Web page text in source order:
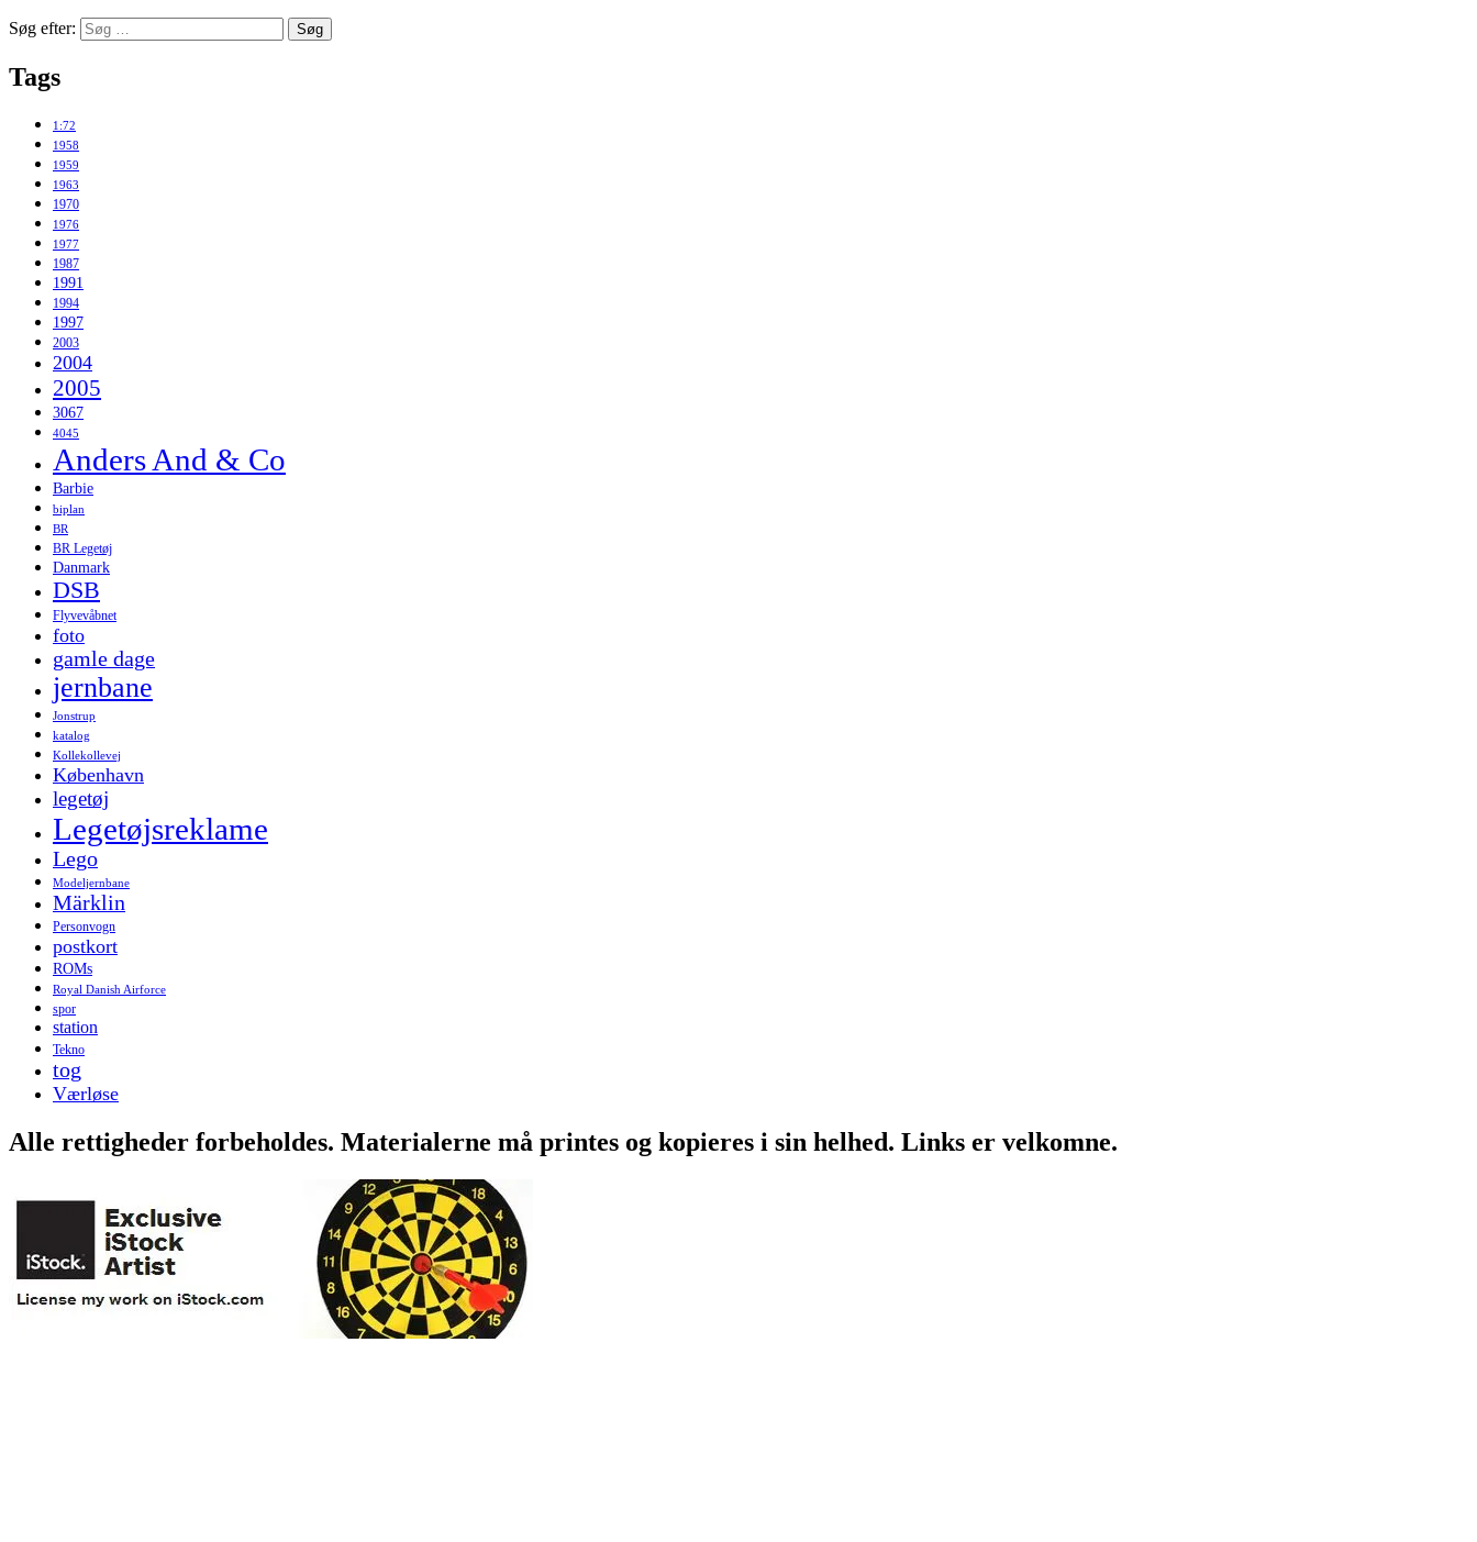
Søg efter:
Tags
1:72
1958
1959
1963
1970
1976
1977
1987
1991
1994
1997
2003
2004
2005
3067
4045
Anders And & Co
Barbie
biplan
BR
BR Legetøj
Danmark
DSB
Flyvevåbnet
foto
gamle dage
jernbane
Jonstrup
katalog
Kollekollevej
København
legetøj
Legetøjsreklame
Lego
Modeljernbane
Märklin
Personvogn
postkort
ROMs
Royal Danish Airforce
spor
station
Tekno
tog
Værløse
Alle rettigheder forbeholdes. Materialerne må printes og kopieres i sin helhed. Links er velkomne.